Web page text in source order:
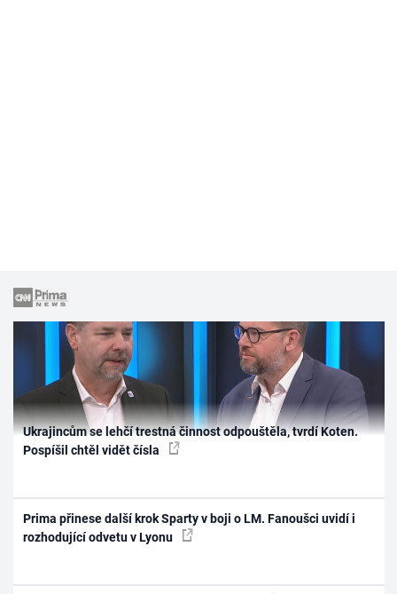
Ukrajincům se lehčí trestná činnost odpouštěla, tvrdí Koten.
Pospíšil chtěl vidět čísla
Prima přinese další krok Sparty v boji o LM. Fanoušci uvidí i
rozhodující odvetu v Lyonu